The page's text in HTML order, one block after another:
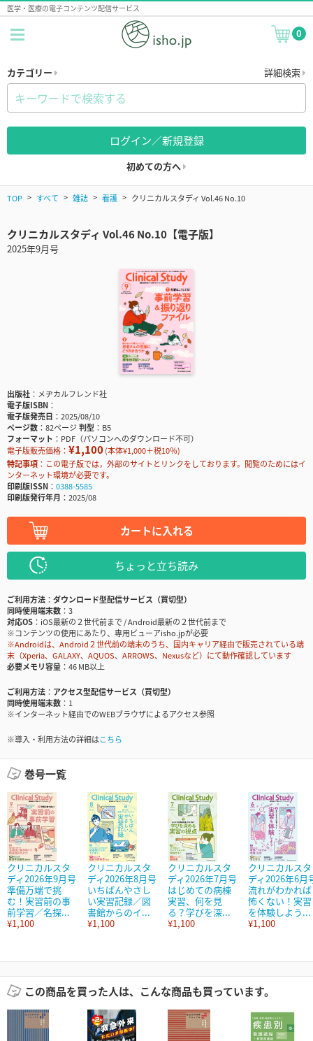
医学・医療の電子コンテンツ配信サービス
0
カテゴリー 詳細検索
ログイン／新規登録
初めての方へ
TOP すべて 雑誌 看護 クリニカルスタディ Vol.46 No.10
クリニカルスタディ Vol.46 No.10【電子版】
2025年9月号
出版社
メヂカルフレンド社
電子版ISBN
電子版発売日
2025/08/10
ページ数
82ページ判型
B5
フォーマット
PDF（パソコンへのダウンロード不可）
電子版販売価格： ¥1,100(本体¥1,000＋税10％)
特記事項
この電子版では，外部のサイトとリンクをしております。閲覧のためにはイ
ンターネット環境が必要です。
印刷版ISSN
0388-5585
印刷版発行年月
2025/08
カートに入れる
ちょっと立ち読み
ご利用方法
ダウンロード型配信サービス（買切型）
同時使用端末数
3
対応OS
iOS最新の２世代前まで / Android最新の２世代前まで
※コンテンツの使用にあたり、専用ビューアisho.jpが必要
※Androidは、Android２世代前の端末のうち、国内キャリア経由で販売されている端
末（Xperia、GALAXY、AQUOS、ARROWS、Nexusなど）にて動作確認しています
必要メモリ容量
46 MB以上
ご利用方法
アクセス型配信サービス（買切型）
同時使用端末数
1
※インターネット経由でのWEBブラウザによるアクセス参照
※導入・利用方法の詳細はこちら
巻号一覧
クリニカルスタ
ディ2026年9月号
準備万端で挑
む！実習前の事
前学習／名探...
¥1,100
クリニカルスタ
ディ2026年8月号
いちばんやさし
い実習記録／図
書館からのイ...
¥1,100
クリニカルスタ
ディ2026年7月号
はじめての病棟
実習、何を見
る？学びを深...
¥1,100
クリニカルスタ
ディ2026年6月
流れがわかれば
怖くない！実習
を体験しよう...
¥1,100
この商品を買った人は、こんな商品も買っています。